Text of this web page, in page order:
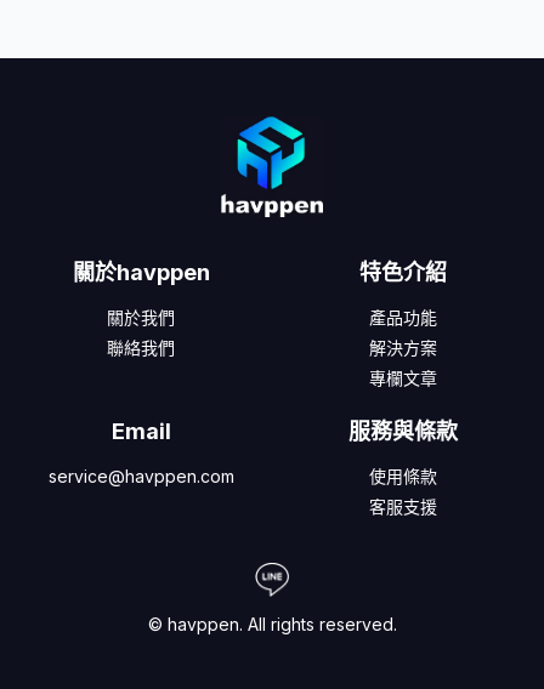
關於havppen
關於我們
聯絡我們
特色介紹
產品功能
解決方案
專欄文章
Email
service@havppen.com
服務與條款
使用條款
客服支援
© havppen. All rights reserved.